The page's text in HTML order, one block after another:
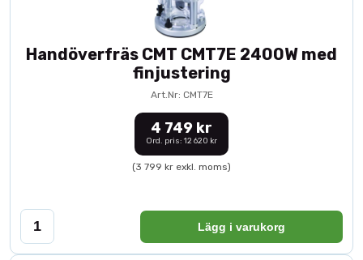
Handöverfräs CMT CMT7E 2400W med
finjustering
Art.Nr: CMT7E
4 749 kr
Ord. pris: 12 620 kr
(3 799 kr exkl. moms)
Lägg i varukorg